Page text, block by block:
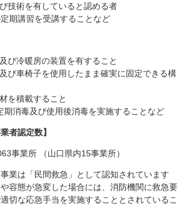
技術を有していると認める者
期講習を受講することなど
び冷暖房の装置を有すること
び車椅子を使用したまま確実に固定できる構
を積載すること
期消毒及び使用後消毒を実施することなど
者認定数】
事業所 （山口県内15事業所）
業は「民間救急」として認知されています
容態が急変した場合には、消防機関に救急要
切な応急手当を実施することとされているこ